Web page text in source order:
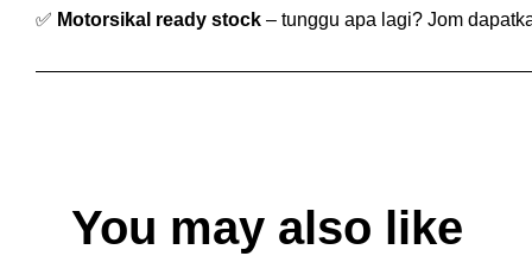
✅ Motorsikal ready stock – tunggu apa lagi? Jom
You may also like